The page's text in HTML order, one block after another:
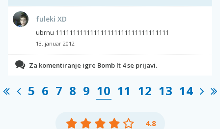
fuleki XD
ubrnu 111111111111111111111111111111111
13. januar 2012
Za komentiranje igre Bomb It 4 se prijavi.
5 6 7 8 9 10 11 12 13 14
4.8